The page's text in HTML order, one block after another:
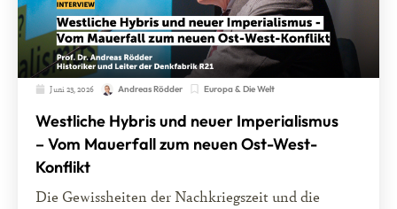
Juni 23, 2026 Andreas Rödder Europa & Die Welt
Westliche Hybris und neuer Imperialismus
– Vom Mauerfall zum neuen Ost-West-
Konflikt
Die Gewissheiten der Nachkriegszeit und die